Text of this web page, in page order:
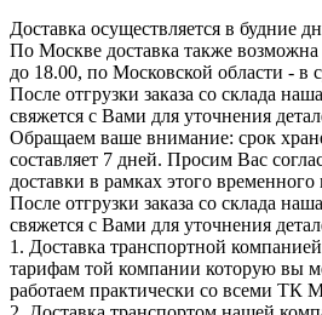
Доставка осуществляется в будние
По Москве доставка также
до 18.00, по Московской области - в
После отгрузки заказа со склада
свяжется с Вами для уточнения
Обращаем ваше внимание: срок
составляет 7 дней. Просим Вас
доставки в рамках этого временного
После отгрузки заказа со склада
свяжется с Вами для уточнения
1. Доставка транспортной
тарифам той компании которую вы
работаем практически со всеми ТК